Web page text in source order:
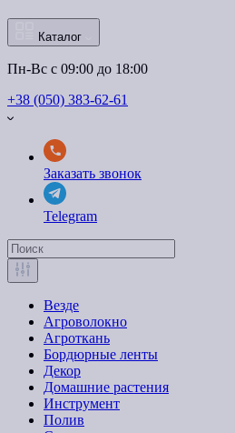
Каталог
Пн-Вс с 09:00 до 18:00
+38 (050) 383-62-61
Заказать звонок
Telegram
Везде
Агроволокно
Агроткань
Бордюрные ленты
Декор
Домашние растения
Инструмент
Полив